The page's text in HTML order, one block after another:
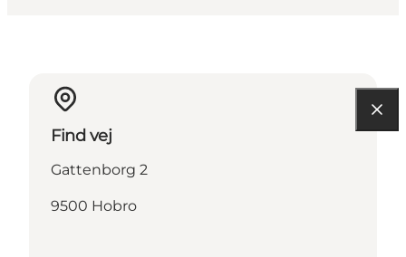
Find vej
Gattenborg 2
9500 Hobro